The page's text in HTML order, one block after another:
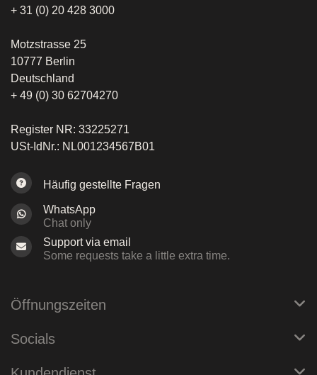
+ 31 (0) 20 428 3000
Motzstrasse 25
10777 Berlin
Deutschland
+ 49 (0) 30 62704270
Register NR: 33225271
USt-IdNr.: NL001234567B01
Häufig gestellte Fragen
WhatsApp
Chat only
Support via email
Some requests take a little extra time.
Öffnungszeiten
Socials